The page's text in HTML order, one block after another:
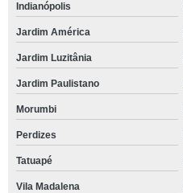
Indianópolis
Jardim América
Jardim Luzitânia
Jardim Paulistano
Morumbi
Perdizes
Tatuapé
Vila Madalena